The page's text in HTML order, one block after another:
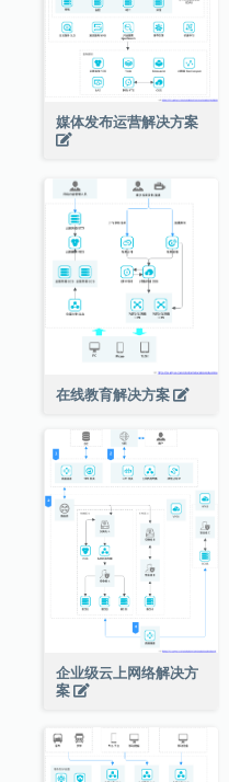
媒体发布运营解决方案
在线教育解决方案
企业级云上网络解决方
案